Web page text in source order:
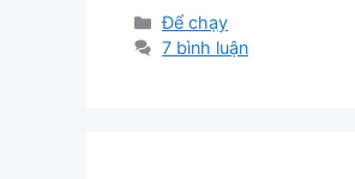
Danh
mục
Để chạy
7 bình luận